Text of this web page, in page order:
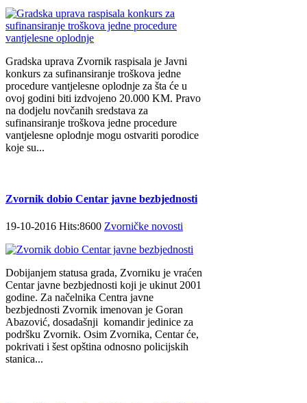
Gradska uprava Zvornik raspisala je Javni
konkurs za sufinansiranje troškova jedne
procedure vantjelesne oplodnje za šta će u
ovoj godini biti izdvojeno 20.000 KM. Pravo
na dodjelu novčanih sredstava za
sufinansiranje troškova jedne procedure
vantjelesne oplodnje mogu ostvariti porodice
koje su...
Zvornik dobio Centar javne bezbjednosti
19-10-2016 Hits:8600 Zvorničke novosti
Dobijanjem statusa grada, Zvorniku je vraćen
Centar javne bezbjednosti koji je ukinut 2001
godine. Za načelnika Centra javne
bezbjednosti Zvornik imenovan je Goran
Abazović, dosadašnji komandir jedinice za
podršku Zvornik. Osim Zvornika, Centar će,
pokrivati i šest opština odnosno policijskih
stanica...